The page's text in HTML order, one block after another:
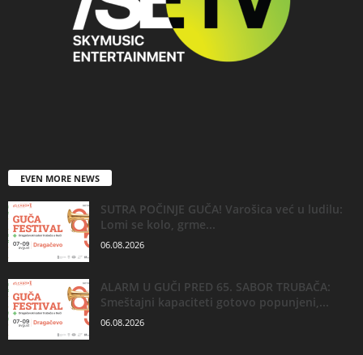
EVEN MORE NEWS
SUTRA POČINJE GUČA! Varošica već u ludilu:
Lomi se kolo, grme...
06.08.2026
ALARM U GUČI PRED 65. SABOR TRUBAČA:
Smeštajni kapaciteti gotovo popunjeni,...
06.08.2026